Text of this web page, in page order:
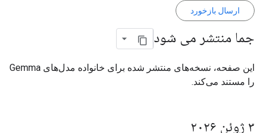
ارسال بازخورد
جما منتشر می شود
این صفحه، نسخه‌های منتشر شده برای خانواده مدل‌های Gemma
را مستند می‌کند.
۳ ژوئن ۲۰۲۶